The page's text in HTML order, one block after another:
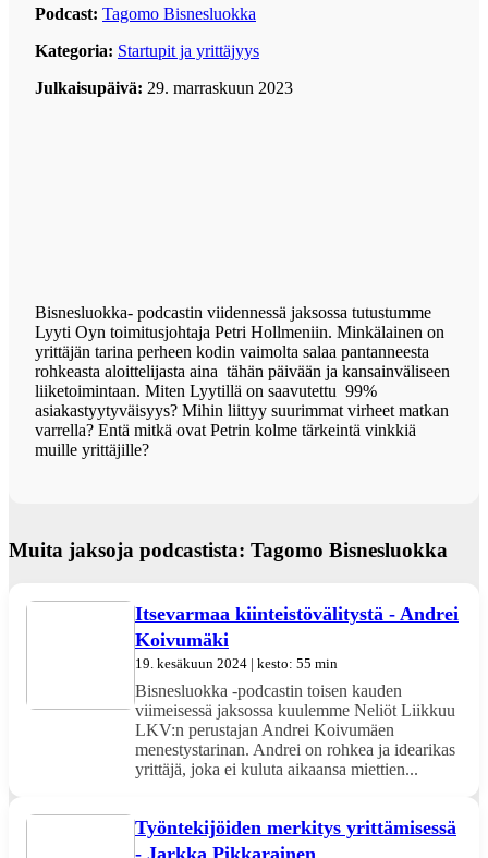
Podcast: Tagomo Bisnesluokka
Kategoria: Startupit ja yrittäjyys
Julkaisupäivä: 29. marraskuun 2023
Bisnesluokka- podcastin viidennessä jaksossa tutustumme
Lyyti Oyn toimitusjohtaja Petri Hollmeniin. Minkälainen on
yrittäjän tarina perheen kodin vaimolta salaa pantanneesta
rohkeasta aloittelijasta aina tähän päivään ja kansainväliseen
liiketoimintaan. Miten Lyytillä on saavutettu 99%
asiakastyytyväisyys? Mihin liittyy suurimmat virheet matkan
varrella? Entä mitkä ovat Petrin kolme tärkeintä vinkkiä
muille yrittäjille?
Muita jaksoja podcastista: Tagomo Bisnesluokka
Itsevarmaa kiinteistövälitystä - Andrei
Koivumäki
19. kesäkuun 2024 | kesto: 55 min
Bisnesluokka -podcastin toisen kauden
viimeisessä jaksossa kuulemme Neliöt Liikkuu
LKV:n perustajan Andrei Koivumäen
menestystarinan. Andrei on rohkea ja idearikas
yrittäjä, joka ei kuluta aikaansa miettien...
Työntekijöiden merkitys yrittämisessä
- Jarkka Pikkarainen